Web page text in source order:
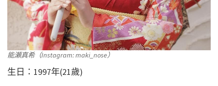
能瀬真希（Instagram: maki_nose）
生日：1997年(21歲)